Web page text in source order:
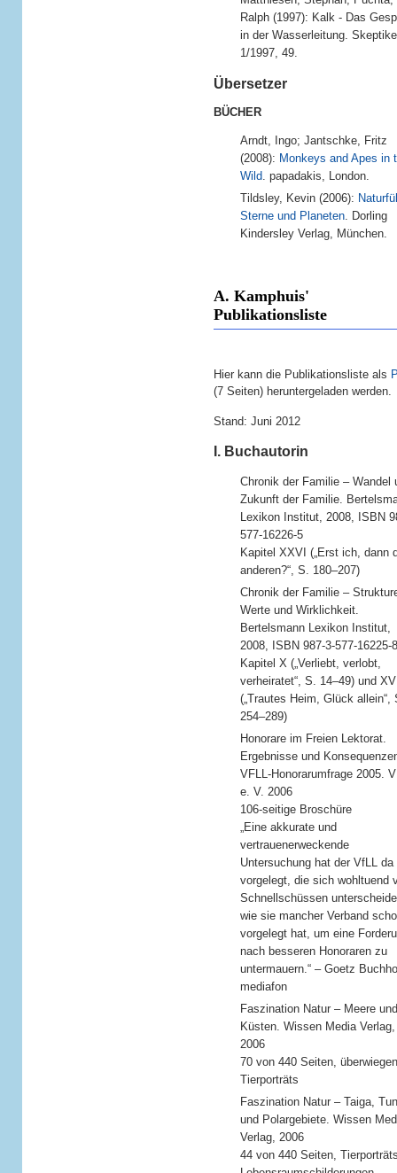
Ralph (1997): Kalk - Das
in der Wasserleitung.
1/1997, 49.
Übersetzer
BÜCHER
Arndt, Ingo; Jantschke, Fritz
(2008): Monkeys and Apes in
Wild. papadakis, London.
Tildsley, Kevin (2006):
Sterne und Planeten. Dorling
Kindersley Verlag, München.
A. Kamphuis'
Publikationsliste
Hier kann die Publikationsliste als
(7 Seiten) heruntergeladen werden.
Stand: Juni 2012
I. Buchautorin
Chronik der Familie – Wandel
Zukunft der Familie.
Lexikon Institut, 2008, ISBN
577-16226-5
Kapitel XXVI („Erst ich, dann
anderen?“, S. 180–207)
Chronik der Familie –
Werte und Wirklichkeit.
Bertelsmann Lexikon Institut,
2008, ISBN 987-3-577-16225-8
Kapitel X („Verliebt, verlobt,
verheiratet“, S. 14–49) und
(„Trautes Heim, Glück allein“,
254–289)
Honorare im Freien Lektorat.
Ergebnisse und
VFLL-Honorarumfrage 2005.
e. V. 2006
106-seitige Broschüre
„Eine akkurate und
vertrauenerweckende
Untersuchung hat der VfLL da
vorgelegt, die sich wohltuend
Schnellschüssen
wie sie mancher Verband
vorgelegt hat, um eine
nach besseren Honoraren zu
untermauern.“ – Goetz
mediafon
Faszination Natur – Meere und
Küsten. Wissen Media Verlag,
2006
70 von 440 Seiten,
Tierporträts
Faszination Natur – Taiga,
und Polargebiete. Wissen
Verlag, 2006
44 von 440 Seiten,